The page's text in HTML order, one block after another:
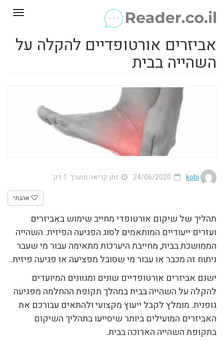
אביזרים אורטופדיים להקלה על
השהייה בבית
kobi זמן קריאה מוערך: 1 דק'
אהבתי
תהליך של שיקום אורטופדי מחייב שימוש באביזרים
ועזרים ייעודיים המותאמים לסוג הפגיעה הפיזית. השהייה
הממושכת בבית, מחייבת היערכות מתאימה עבור מי שעבר
ניתוח זה מכבר או עבור מי שסובל מפציעה או פגיעה פיזית.
ישנם אביזרים אורטופדיים שונים ומגוונים המיועדים
להקלה על השהייה בבית במהלך תקופת ההחלמה מפגיעה
גופנית. מומלץ לקבל ייעוץ מקצועי ולהתאים עבורכם את
האביזרים המועילים ביותר שיסייעו בתהליך השיקום
בתקופת השהייה הארוכה בבית.